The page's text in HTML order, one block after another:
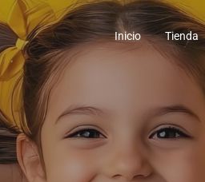
Inicio Tienda